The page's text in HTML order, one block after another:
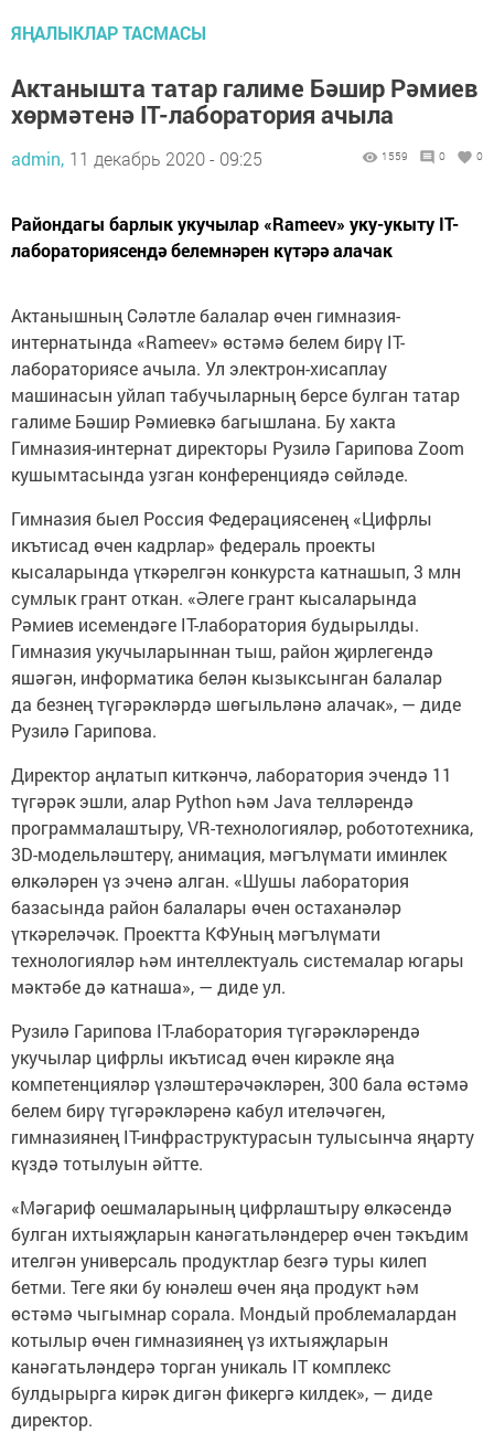
ЯҢАЛЫКЛАР ТАСМАСЫ
Актанышта татар галиме Бәшир Рәмиев
хөрмәтенә IT-лаборатория ачыла
admin, 11 декабрь 2020 - 09:25 1559 0 0
Райондагы барлык укучылар «Rameev» уку-укыту IT-
лабораториясендә белемнәрен күтәрә алачак
Актанышның Сәләтле балалар өчен гимназия-
интернатында «Rameev» өстәмә белем бирү IT-
лабораториясе ачыла. Ул электрон-хисаплау
машинасын уйлап табучыларның берсе булган татар
галиме Бәшир Рәмиевкә багышлана. Бу хакта
Гимназия-интернат директоры Рузилә Гарипова Zoom
кушымтасында узган конференциядә сөйләде.
Гимназия быел Россия Федерациясенең «Цифрлы
икътисад өчен кадрлар» федераль проекты
кысаларында үткәрелгән конкурста катнашып, 3 млн
сумлык грант откан. «Әлеге грант кысаларында
Рәмиев исемендәге IT-лаборатория будырылды.
Гимназия укучыларыннан тыш, район җирлегендә
яшәгән, информатика белән кызыксынган балалар
да безнең түгәрәкләрдә шөгыльләнә алачак», — диде
Рузилә Гарипова.
Директор аңлатып киткәнчә, лаборатория эчендә 11
түгәрәк эшли, алар Python һәм Java телләрендә
программалаштыру, VR-технологияләр, робототехника,
3D-модельләштерү, анимация, мәгълүмати иминлек
өлкәләрен үз эченә алган. «Шушы лаборатория
базасында район балалары өчен остаханәләр
үткәреләчәк. Проектта КФУның мәгълүмати
технологияләр һәм интеллектуаль системалар югары
мәктәбе дә катнаша», — диде ул.
Рузилә Гарипова IT-лаборатория түгәрәкләрендә
укучылар цифрлы икътисад өчен кирәкле яңа
компетенцияләр үзләштерәчәкләрен, 300 бала өстәмә
белем бирү түгәрәкләренә кабул ителәчәген,
гимназиянең IT-инфраструктурасын тулысынча яңарту
күздә тотылуын әйтте.
«Мәгариф оешмаларының цифрлаштыру өлкәсендә
булган ихтыяҗларын канәгатьләндерер өчен тәкъдим
ителгән универсаль продуктлар безгә туры килеп
бетми. Теге яки бу юнәлеш өчен яңа продукт һәм
өстәмә чыгымнар сорала. Мондый проблемалардан
котылыр өчен гимназиянең үз ихтыяҗларын
канәгатьләндерә торган уникаль IT комплекс
булдырырга кирәк дигән фикергә килдек», — диде
директор.